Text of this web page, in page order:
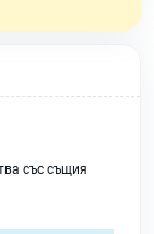
със същия